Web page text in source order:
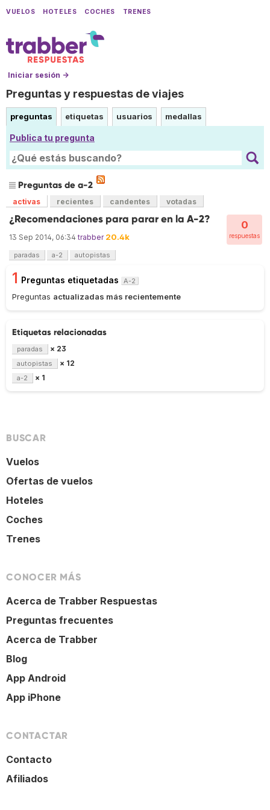
VUELOS HOTELES COCHES TRENES
Iniciar sesión →
Preguntas y respuestas de viajes
preguntas etiquetas usuarios medallas
Publica tu pregunta
Preguntas de a-2
activas recientes candentes votadas
0
respuestas
¿Recomendaciones para parar en la A-2?
13 Sep 2014, 06:34 trabber 20.4k
paradas a-2 autopistas
1 Preguntas etiquetadas A-2
Preguntas actualizadas más recientemente
Etiquetas relacionadas
paradas × 23
autopistas × 12
a-2 × 1
BUSCAR
Vuelos
Ofertas de vuelos
Hoteles
Coches
Trenes
CONOCER MÁS
Acerca de Trabber Respuestas
Preguntas frecuentes
Acerca de Trabber
Blog
App Android
App iPhone
CONTACTAR
Contacto
Afiliados